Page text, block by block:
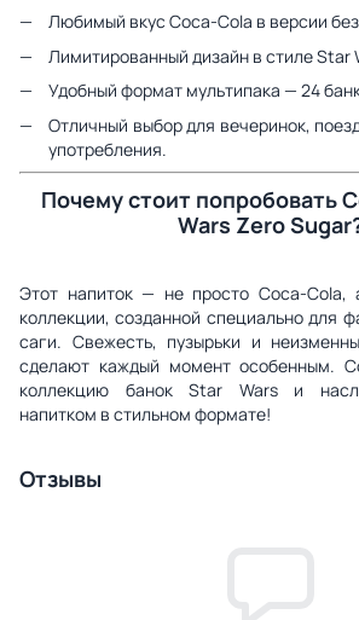
Любимый вкус Coca-Cola в версии
Лимитированный дизайн в стиле Star
Удобный формат мультипака — 24
Отличный выбор для вечеринок,
употребления.
Почему стоит попробовать
Wars Zero
Этот напиток — не просто Coca-Cola,
коллекции, созданной специально для
саги. Свежесть, пузырьки и
сделают каждый момент особенным.
коллекцию банок Star Wars и
напитком в стильном формате!
Отзывы